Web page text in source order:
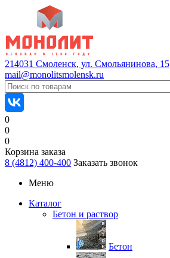
214031 Смоленск, ул. Смольянинова, 15
mail@monolitsmolensk.ru
0
0
0
Корзина заказа
8 (4812) 400-400 Заказать звонок
Меню
Каталог
Бетон и раствор
Бетон